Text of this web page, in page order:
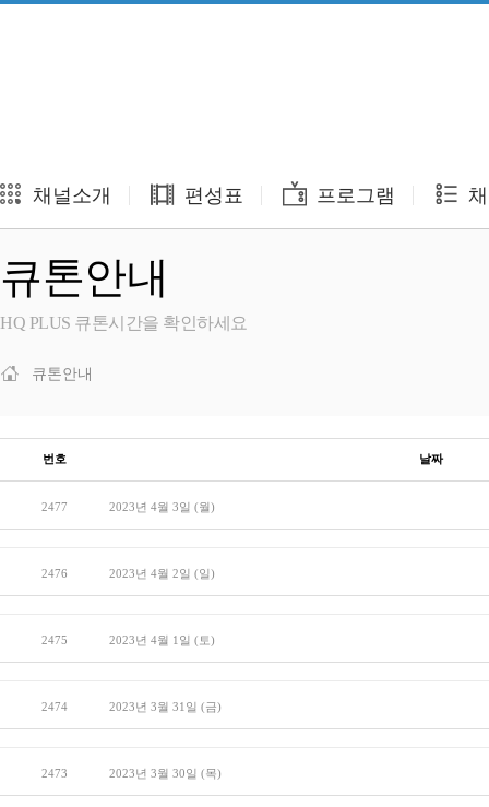
채널소개 편성표 프로그램
큐톤안내
HQ PLUS 큐톤시간을 확인하세요
큐톤안내
번호 날짜
2477 2023년 4월 3일 (월)
2476 2023년 4월 2일 (일)
2475 2023년 4월 1일 (토)
2474 2023년 3월 31일 (금)
2473 2023년 3월 30일 (목)